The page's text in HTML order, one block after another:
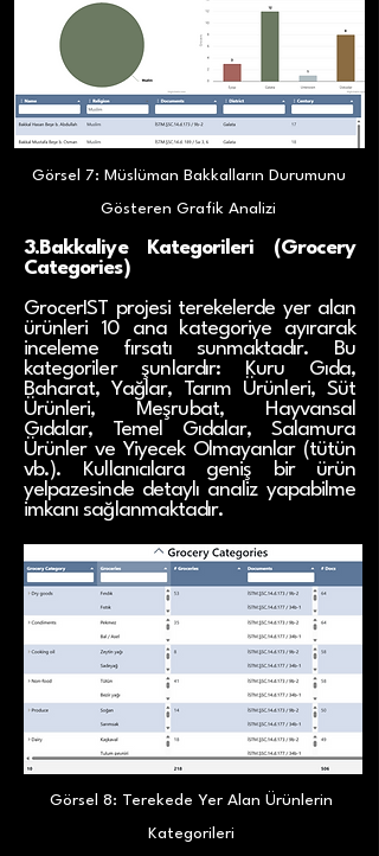
Görsel 7: Müslüman Bakkalların Durumunu
Gösteren Grafik Analizi
3.Bakkaliye Kategorileri (Grocery
Categories)
GrocerIST projesi terekelerde yer alan
ürünleri 10 ana kategoriye ayırarak
inceleme fırsatı sunmaktadır. Bu
kategoriler şunlardır: Kuru Gıda,
Baharat, Yağlar, Tarım Ürünleri, Süt
Ürünleri, Meşrubat, Hayvansal
Gıdalar, Temel Gıdalar, Salamura
Ürünler ve Yiyecek Olmayanlar (tütün
vb.). Kullanıcılara geniş bir ürün
yelpazesinde detaylı analiz yapabilme
imkanı sağlanmaktadır.
Görsel 8: Terekede Yer Alan Ürünlerin
Kategorileri